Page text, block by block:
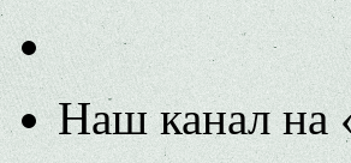
Наш канал на